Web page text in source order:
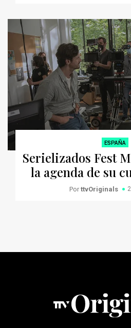
ESPAÑA
Serielizados Fest
la agenda de su
Por ttvOriginals